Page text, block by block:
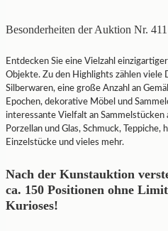
Besonderheiten der Auktion Nr.
Entdecken Sie eine Vielzahl
Objekte. Zu den Highlights zählen viele
Silberwaren, eine große Anzahl an
Epochen, dekorative Möbel und
interessante Vielfalt an Sammelstücken
Porzellan und Glas, Schmuck, Teppiche,
Einzelstücke und vieles mehr.
Nach der Kunstauktion
ca. 150 Positionen ohne
Kurioses!